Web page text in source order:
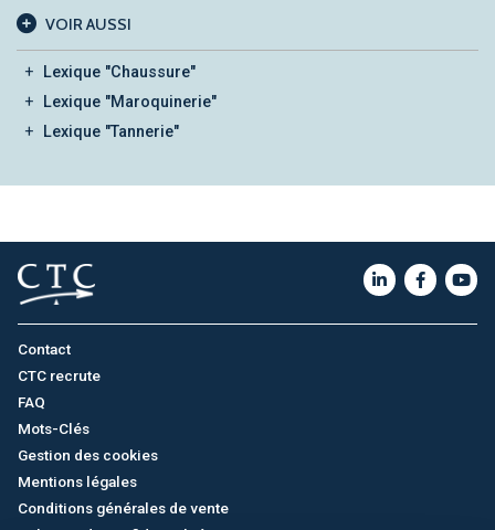
VOIR AUSSI
Lexique "Chaussure"
Lexique "Maroquinerie"
Lexique "Tannerie"
Contact
CTC recrute
FAQ
Mots-Clés
Gestion des cookies
Mentions légales
Conditions générales de vente